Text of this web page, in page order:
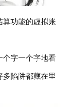
功能的虚拟账
字一个字地看
陷阱都藏在里